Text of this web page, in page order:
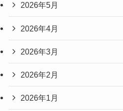
2026年5月
2026年4月
2026年3月
2026年2月
2026年1月